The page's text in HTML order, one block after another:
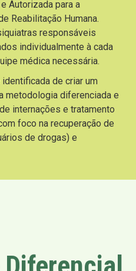
Autorizada para a
Reabilitação Humana.
responsáveis
individualmente à cada
médica necessária.
de criar um
metodologia diferenciada e
internações e tratamento
foco na recuperação de
de drogas) e